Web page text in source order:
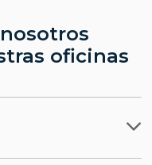
oficinas